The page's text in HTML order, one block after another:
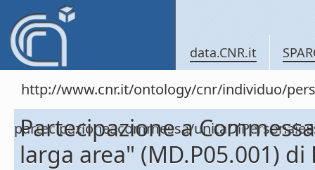
data.CNR.it
http://www.cnr.it/ontology/cnr/individuo/
partecipazioneacommessa/
Partecipazione a
larga area" (MD.P05.001) di